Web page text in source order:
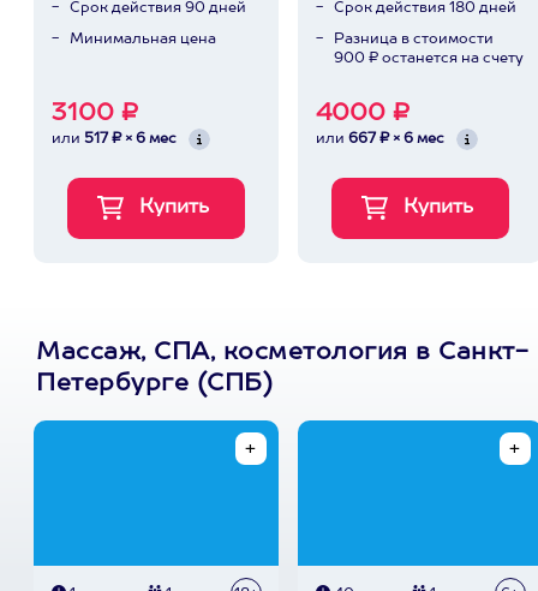
Срок действия 90 дней
Минимальная цена
3100 ₽
или 517 ₽ × 6 мес
Срок действия 180 дней
Разница в стоимости
900 ₽ останется на счету
4000 ₽
или 667 ₽ × 6 мес
Массаж, СПА, косметология в Санкт-
Петербурге (СПБ)